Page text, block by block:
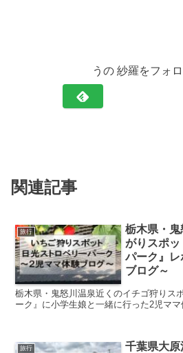
うの 紗羅をフォ
関連記事
旅行
栃木県・
がりスポ
パーク』
ブログ～
栃木県・鬼怒川温泉近くのイチゴ狩りス
ーク』に小学生娘と一緒に行った2児ママ
旅行
千葉県大原